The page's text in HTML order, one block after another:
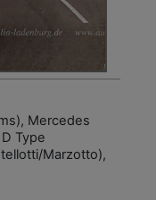
Mercedes
Type
Marzotto),